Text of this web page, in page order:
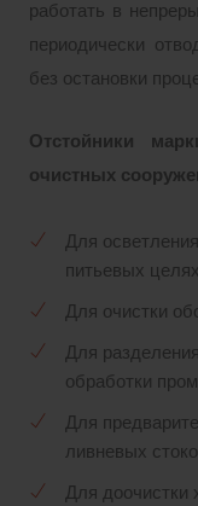
работать в
периодически
без остановки
Отстойники
очистных
Для
питьевых
Для очистки
Для
обработки
Для
ливневых
Для доочистки